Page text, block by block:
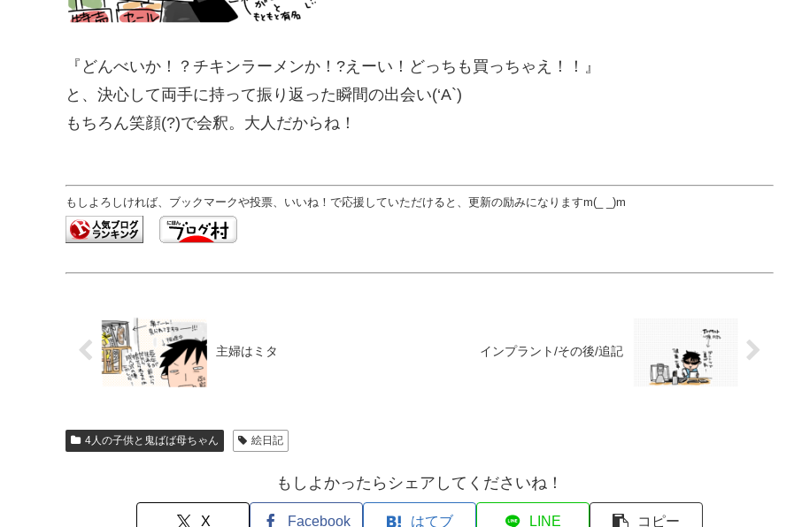
『どんべいか！？チキンラーメンか！?えーい！どっちも買っちゃえ！！』
と、決心して両手に持って振り返った瞬間の出会い(‘A`)
もちろん笑顔(?)で会釈。大人だからね！
もしよろしければ、ブックマークや投票、いいね！で応援していただけると、更新の励みになりますm(_ _)m
主婦はミタ インプラント/その後/追記
4人の子供と鬼ばば母ちゃん 絵日記
もしよかったらシェアしてくださいね！
X Facebook はてブ LINE コピー